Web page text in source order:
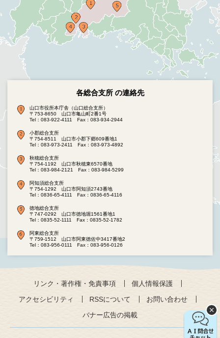
各総合支所 の連絡先
山口市役所本庁舎（山口総合支所）
〒753-8650 山口市亀山町2番1号
Tel：083-922-4111
Fax：083-934-2944
小郡総合支所
〒754-8511 山口市小郡下郷609番地1
Tel：083-973-2411
Fax：083-973-4892
秋穂総合支所
〒754-1192 山口市秋穂東6570番地
Tel：083-984-2121
Fax：083-984-5299
阿知須総合支所
〒754-1292 山口市阿知須2743番地
Tel：0836-65-4111
Fax：0836-65-4116
徳地総合支所
〒747-0292 山口市徳地堀1561番地1
Tel：0835-52-1111
Fax：0835-52-1782
阿東総合支所
〒759-1512 山口市阿東徳佐中3417番地2
Tel：083-956-0111
Fax：083-956-0126
リンク・著作権・免責事項
個人情報保護
アクセシビリティ
RSSについて
お問い合わせ
バナー広告の掲載